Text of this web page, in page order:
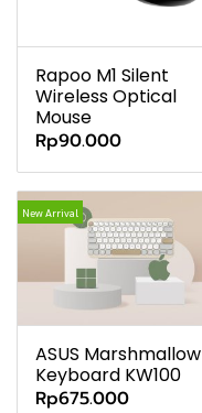
Rapoo M1 Silent
Wireless Optical
Mouse
Rp90.000
New Arrival
ASUS Marshmallow
Keyboard KW100
Rp675.000